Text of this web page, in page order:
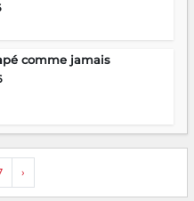
comme jamais
›